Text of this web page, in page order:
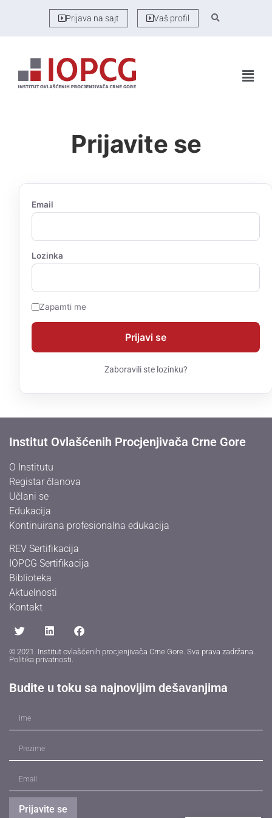
Prijava na sajt Vaš profil
Prijavite se
Email
Lozinka
Zapamti me
Zaboravili ste lozinku?
Institut Ovlašćenih Procjenjivača Crne Gore
O Institutu
Registar članova
Učlani se
Edukacija
Kontinuirana profesionalna edukacija
REV Sertifikacija
IOPCG Sertifikacija
Biblioteka
Aktuelnosti
Kontakt
© 2021. Institut ovlašćenih procjenjivača Crne Gore. Sva prava zadržana.
Politika privatnosti
Budite u toku sa najnovijim dešavanjima
Prijavite se